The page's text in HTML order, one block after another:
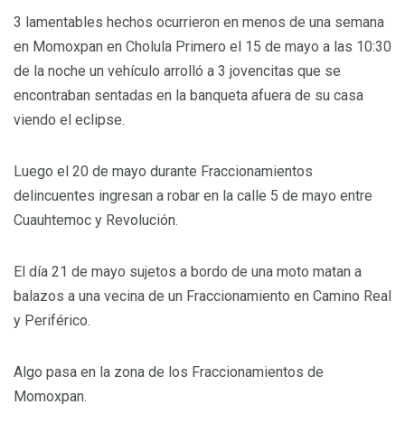
3 lamentables hechos ocurrieron en menos de una semana
en Momoxpan en Cholula Primero el 15 de mayo a las 10:30
de la noche un vehículo arrolló a 3 jovencitas que se
encontraban sentadas en la banqueta afuera de su casa
viendo el eclipse.
Luego el 20 de mayo durante Fraccionamientos
delincuentes ingresan a robar en la calle 5 de mayo entre
Cuauhtemoc y Revolución.
El día 21 de mayo sujetos a bordo de una moto matan a
balazos a una vecina de un Fraccionamiento en Camino Real
y Periférico.
Algo pasa en la zona de los Fraccionamientos de
Momoxpan.